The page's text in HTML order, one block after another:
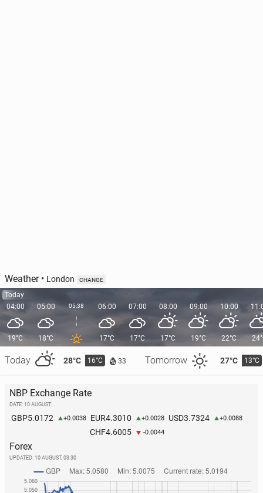
Weather• London CHANGE
Today
04:00
19°C
Today 28°C 16°C 33 Tomorrow 27°C 13°C
05:00
18°C
05:38 06:00
17°C
07:00
17°C
08:00
17°C
09:00
19°C
10:00
22°C
NBP Exchange Rate
DATE: 10 AUGUST
GBP5.0172 +0.0038 EUR4.3010 +0.0028 USD3.7324 +0.0088
CHF4.6005 -0.0044
Forex
UPDATED: 10 AUGUST, 03:30